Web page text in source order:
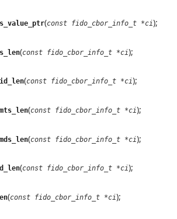
(const fido_cbor_info_t *ci);
(const fido_cbor_info_t *ci);
(const fido_cbor_info_t *ci);
(const fido_cbor_info_t *ci);
(const fido_cbor_info_t *ci);
(const fido_cbor_info_t *ci);
(const fido_cbor_info_t *ci);